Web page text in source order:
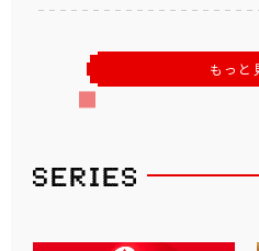
もっと